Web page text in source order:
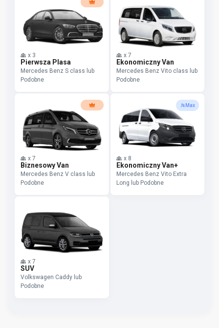
x 3
Pierwsza Plasa
Mercedes Benz S class lub
Podobne
x 7
Ekonomiczny Van
Mercedes Benz Vito class lub
Podobne
x 7
Biznesowy Van
Mercedes Benz V class lub
Podobne
Max
x 8
Ekonomiczny Van+
Mercedes Benz Vito Extra
Long lub Podobne
x 7
SUV
Volkswagen Caddy lub
Podobne